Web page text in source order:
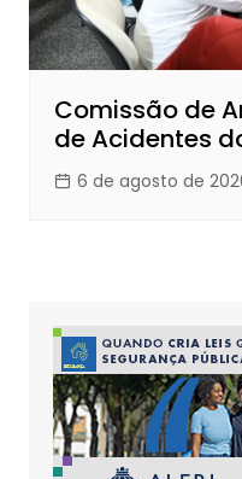
Comissão de
de Acidentes
6 de agosto de